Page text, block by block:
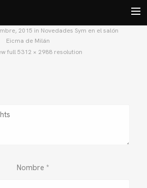
2015 in Novedades Sym en el salón
Eicma de Milán
full 5312 × 2988 resolution
Nombre *